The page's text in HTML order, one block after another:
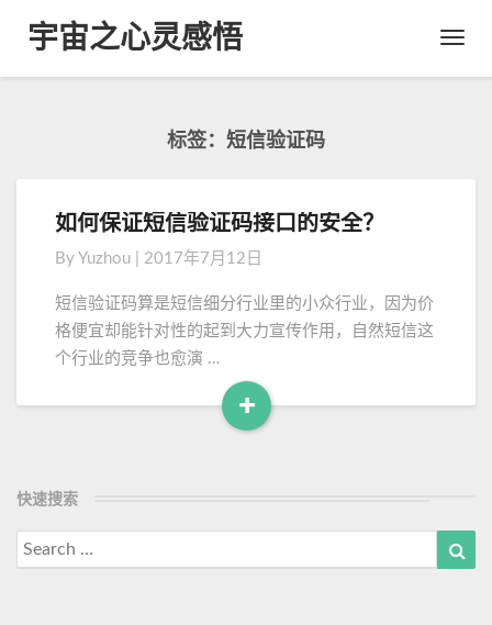
Toggle
宇宙之心灵感悟
标签：短信验证码
如
何
保
证
短
验
的
如何保证短信验证码接口的安全？
By Yuzhou 2017年7月12日
短信验证码算是短信细分行业里的小众行业，因为价
格便宜却能针对性的起到大力宣传作用，自然短信这
个行业的竞争也愈演 …
+
R
o
快速搜索
Search
for: